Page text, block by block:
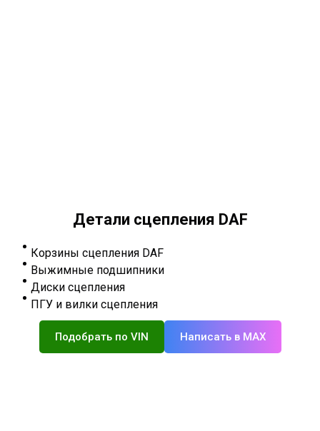
Детали сцепления DAF
Корзины сцепления DAF
Выжимные подшипники
Диски сцепления
ПГУ и вилки сцепления
Подобрать по VIN Написать в MAX